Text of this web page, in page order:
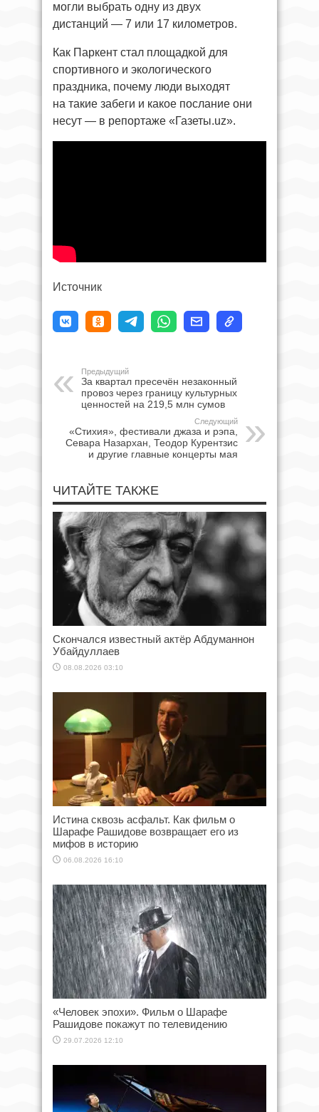
могли выбрать одну из двух
дистанций — 7 или 17 километров.
Как Паркент стал площадкой для
спортивного и экологического
праздника, почему люди выходят
на такие забеги и какое послание они
несут — в репортаже «Газеты.uz».
Источник
Предыдущий
За квартал пресечён незаконный
провоз через границу культурных
ценностей на 219,5 млн сумов
Следующий
«Стихия», фестивали джаза и рэпа,
Севара Назархан, Теодор Курентзис
и другие главные концерты мая
ЧИТАЙТЕ ТАКЖЕ
Скончался известный актёр Абдуманнон
Убайдуллаев
08.08.2026 03:10
Истина сквозь асфальт. Как фильм о
Шарафе Рашидове возвращает его из
мифов в историю
06.08.2026 16:10
«Человек эпохи». Фильм о Шарафе
Рашидове покажут по телевидению
29.07.2026 12:10